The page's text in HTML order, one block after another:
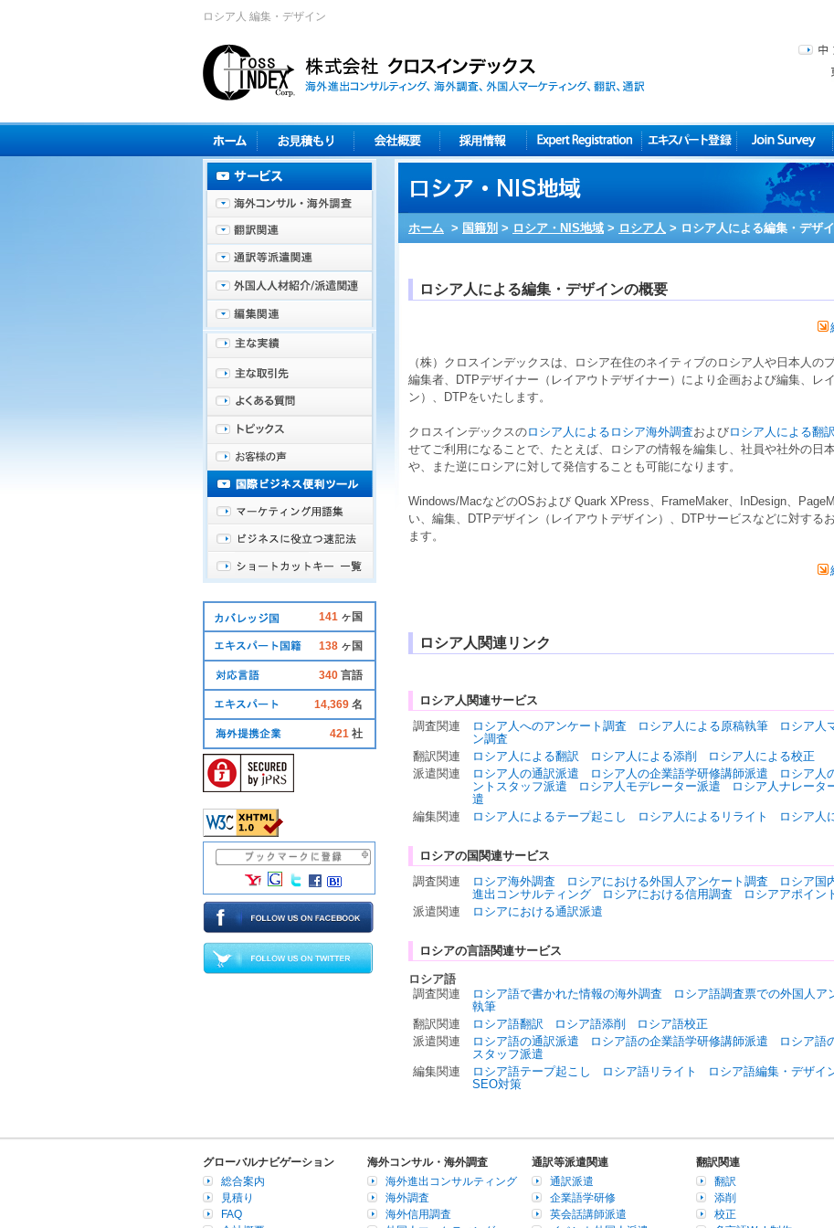
ロシア人 編集・デザイン
ホーム > 国籍別 > ロシア・NIS地域 > ロシア人 > ロシア人による編集・デザ
ロシア人による編集・デザインの概要
（株）クロスインデックスは、 ロシア在住のネイティブのロシア人や 日本人の
編集者、 DTPデザイナー （ レイアウトデザイナー ）により 企画および編集、 レ
ン ）、 DTPをいたします。
クロスインデックスのロシア人によるロシア海外調査およびロシア人による翻訳
せてご利用になることで、たとえば、
ロシアの情報を編集し、社員や社外の 日
や、また逆に ロシアに対して発信することも可能になります。
Windows/MacなどのOSおよび Quark XPress、 FrameMaker、 InDesign、
い、編集、
DTPデザイン （ レイアウトデザイン ）、 DTPサービスなどに対する
ます。
ロシア人関連リンク
ロシア人関連サービス
調査関連
ロシア人へのアンケート調査 ロシア人による原稿執筆 ロシア人
ン調査
翻訳関連
ロシア人による翻訳 ロシア人による添削
ロシア人による校正
派遣関連
ロシア人の通訳派遣 ロシア人の企業語学研修講師派遣 ロシア人
ントスタッフ派遣
ロシア人モデレーター派遣 ロシア人ナレータ
遣
編集関連
ロシア人によるテープ起こし ロシア人によるリライト ロシア人
ロシアの国関連サービス
調査関連
ロシア海外調査 ロシアにおける外国人アンケート調査 ロシア国
進出コンサルティング
ロシアにおける信用調査
ロシアアポイン
派遣関連
ロシアにおける通訳派遣
ロシアの言語関連サービス
ロシア語
調査関連
ロシア語で書かれた情報の海外調査 ロシア語調査票での外国人ア
執筆
翻訳関連
ロシア語翻訳 ロシア語添削
ロシア語校正
派遣関連
ロシア語の通訳派遣 ロシア語の企業語学研修講師派遣 ロシア語
スタッフ派遣
編集関連
ロシア語テープ起こし ロシア語リライト ロシア語編集・デザイ
SEO対策
141 ヶ国
138 ヶ国
340 言語
14,369 名
421 社
グローバルナビゲーション
総合案内
見積り
FAQ
海外コンサル・海外調査
海外進出コンサルティング
海外調査
海外信用調査
通訳等派遣関連
通訳派遣
企業語学研修
英会話講師派遣
翻訳関連
翻訳
添削
校正